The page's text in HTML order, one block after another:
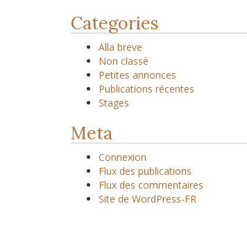
Categories
Alla breve
Non classé
Petites annonces
Publications récentes
Stages
Meta
Connexion
Flux des publications
Flux des commentaires
Site de WordPress-FR